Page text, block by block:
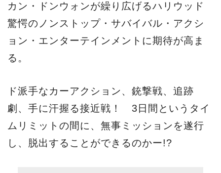
カン・ドンウォンが繰り広げるハリウッド
驚愕のノンストップ・サバイバル・アクシ
ョン・エンターテインメントに期待が高ま
る。
ド派手なカーアクション、銃撃戦、追跡
劇、手に汗握る接近戦！ 3日間というタイ
ムリミットの間に、無事ミッションを遂行
し、脱出することができるのかー!?